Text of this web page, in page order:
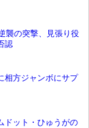
襲の突撃、見張り役
認
相方ジャンボにサプ
ドット・ひゅうがの